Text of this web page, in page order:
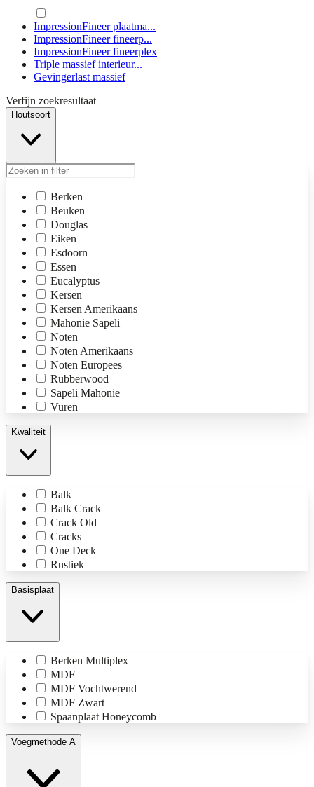
ImpressionFineer plaatma...
ImpressionFineer fineerp...
ImpressionFineer fineerplex
Triple massief interieur...
Gevingerlast massief
Verfijn zoekresultaat
Houtsoort
Berken
Beuken
Douglas
Eiken
Esdoorn
Essen
Eucalyptus
Kersen
Kersen Amerikaans
Mahonie Sapeli
Noten
Noten Amerikaans
Noten Europees
Rubberwood
Sapeli Mahonie
Vuren
Kwaliteit
Balk
Balk Crack
Crack Old
Cracks
One Deck
Rustiek
Basisplaat
Berken Multiplex
MDF
MDF Vochtwerend
MDF Zwart
Spaanplaat Honeycomb
Voegmethode A